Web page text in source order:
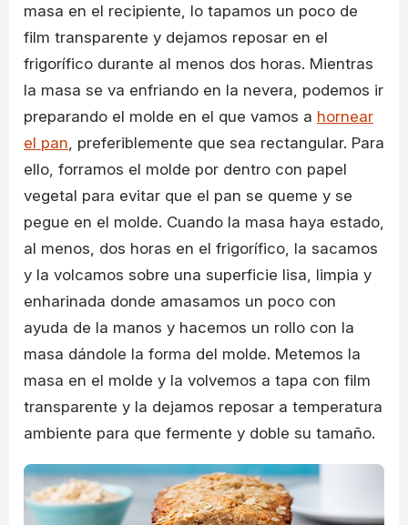
masa en el recipiente, lo tapamos un poco de
film transparente y dejamos reposar en el
frigorífico durante al menos dos horas. Mientras
la masa se va enfriando en la nevera, podemos ir
preparando el molde en el que vamos a hornear
el pan , preferiblemente que sea rectangular. Para
ello, forramos el molde por dentro con papel
vegetal para evitar que el pan se queme y se
pegue en el molde. Cuando la masa haya estado,
al menos, dos horas en el frigorífico, la sacamos
y la volcamos sobre una superficie lisa, limpia y
enharinada donde amasamos un poco con
ayuda de la manos y hacemos un rollo con la
masa dándole la forma del molde. Metemos la
masa en el molde y la volvemos a tapa con film
transparente y la dejamos reposar a temperatura
ambiente para que fermente y doble su tamaño.